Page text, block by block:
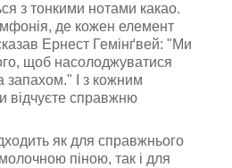
з тонкими нотами какао.
де кожен елемент
Ернест Гемінґвей: "Ми
щоб насолоджуватися
запахом." І з кожним
відчуєте справжню
як для справжнього
піною, так і для